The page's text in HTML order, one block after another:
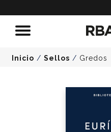
Inicio / Sellos / Gredos